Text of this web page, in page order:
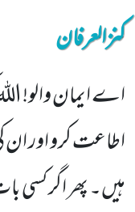
کنزالعرفان
اے ایمان والو!
اطاعت کرو اور
ہیں۔ پھر اگر کسی